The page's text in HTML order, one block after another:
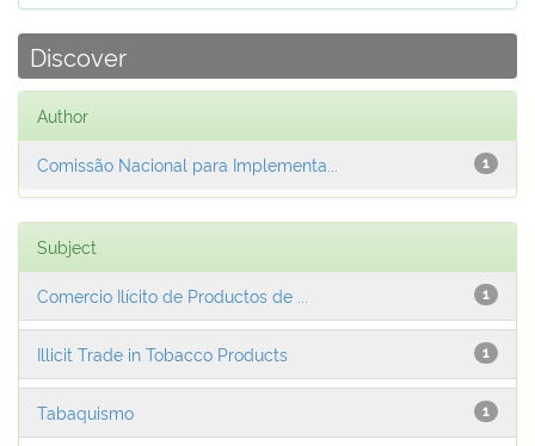
Discover
Author
1
Comissão Nacional para Implementa...
Subject
1
Comercio Ilícito de Productos de ...
1
Illicit Trade in Tobacco Products
1
Tabaquismo